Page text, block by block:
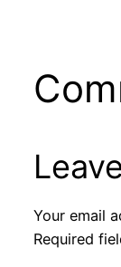
Your email
Required